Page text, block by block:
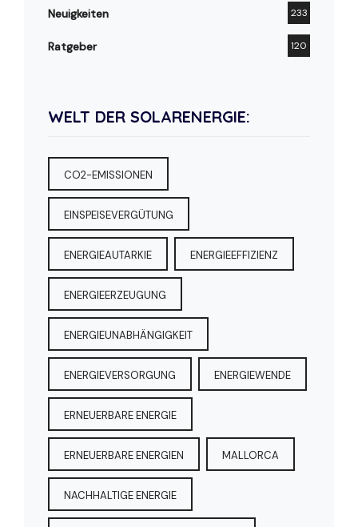
Neuigkeiten 233
Ratgeber 120
WELT DER SOLARENERGIE:
CO2-EMISSIONEN
EINSPEISEVERGÜTUNG
ENERGIEAUTARKIE ENERGIEEFFIZIENZ
ENERGIEERZEUGUNG
ENERGIEUNABHÄNGIGKEIT
ENERGIEVERSORGUNG ENERGIEWENDE
ERNEUERBARE ENERGIE
ERNEUERBARE ENERGIEN MALLORCA
NACHHALTIGE ENERGIE